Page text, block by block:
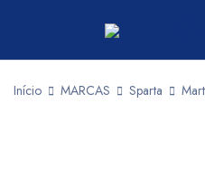
Início MARCAS Sparta